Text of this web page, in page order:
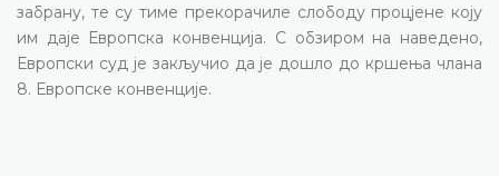
забрану, те су тиме прекорачиле слободу процјене коју
им даје Европска конвенција. С обзиром на наведено,
Европски суд је закључио да је дошло до кршења члана
8. Европске конвенције.